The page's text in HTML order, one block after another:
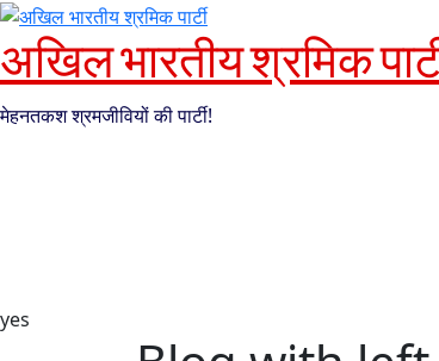
अखिल भारतीय श्रमिक
मेहनतकश श्रमजीवियों की पार्टी!
yes